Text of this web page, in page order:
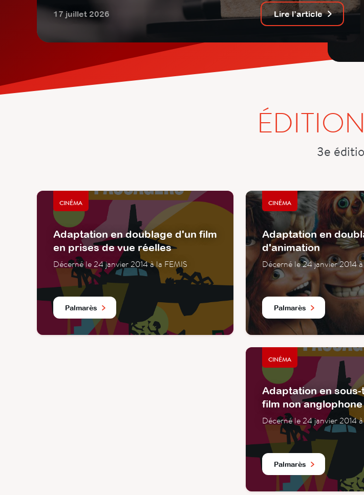
17 juillet 2026 Lire l’article
3e
CINÉMA
Adaptation en doublage d'un film
en prises de vue réelles
Décerné le 24 janvier 2014 à la FEMIS
Palmarès
CINÉMA
Adaptation en
d'animation
Décerné le 24 janvier 2014
Palmarès
CINÉMA
Adaptation en
film non anglophone
Décerné le 24 janvier 2014
Palmarès